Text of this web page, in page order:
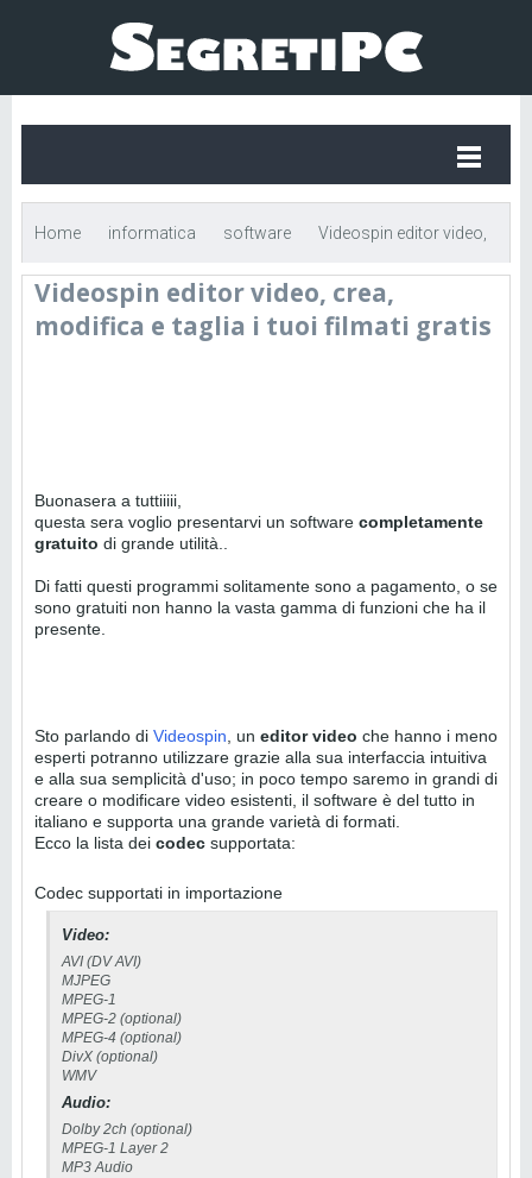
Home informatica software Videospin editor video,
crea, modifica e taglia i tuoi filmati gratis
Videospin editor video, crea,
modifica e taglia i tuoi filmati gratis
Buonasera a tuttiiiii,
questa sera voglio presentarvi un software completamente
gratuito di grande utilità..
Di fatti questi programmi solitamente sono a pagamento, o se
sono gratuiti non hanno la vasta gamma di funzioni che ha il
presente.
Sto parlando di Videospin , un editor video che hanno i meno
esperti potranno utilizzare grazie alla sua interfaccia intuitiva
e alla sua semplicità d'uso; in poco tempo saremo in grandi di
creare o modificare video esistenti, il software è del tutto in
italiano e supporta una grande varietà di formati.
Ecco la lista dei codec supportata:
Codec supportati in importazione
Video:
AVI (DV AVI)
MJPEG
MPEG-1
MPEG-2 (optional)
MPEG-4 (optional)
DivX (optional)
WMV
Audio:
Dolby 2ch (optional)
MPEG-1 Layer 2
MP3 Audio